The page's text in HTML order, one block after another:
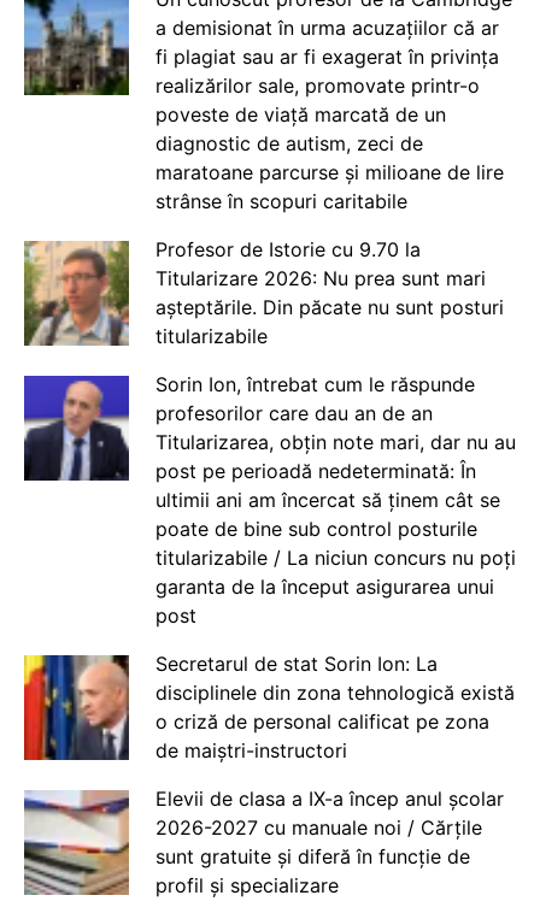
a demisionat în urma acuzațiilor că ar
fi plagiat sau ar fi exagerat în privința
realizărilor sale, promovate printr-o
poveste de viață marcată de un
diagnostic de autism, zeci de
maratoane parcurse și milioane de lire
strânse în scopuri caritabile
Profesor de Istorie cu 9.70 la
Titularizare 2026: Nu prea sunt mari
așteptările. Din păcate nu sunt posturi
titularizabile
Sorin Ion, întrebat cum le răspunde
profesorilor care dau an de an
Titularizarea, obțin note mari, dar nu au
post pe perioadă nedeterminată: În
ultimii ani am încercat să ținem cât se
poate de bine sub control posturile
titularizabile / La niciun concurs nu poți
garanta de la început asigurarea unui
post
Secretarul de stat Sorin Ion: La
disciplinele din zona tehnologică există
o criză de personal calificat pe zona
de maiștri-instructori
Elevii de clasa a IX-a încep anul școlar
2026-2027 cu manuale noi / Cărțile
sunt gratuite și diferă în funcție de
profil și specializare